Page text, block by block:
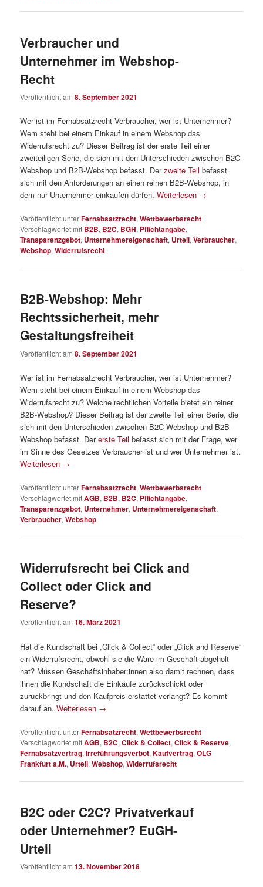
Verbraucher und
Unternehmer im Webshop-
Recht
Veröffentlicht am8. September 2021
Wer ist im Fernabsatzrecht Verbraucher, wer ist Unternehmer?
Wem steht bei einem Einkauf in einem Webshop das
Widerrufsrecht zu? Dieser Beitrag ist der erste Teil einer
zweiteiligen Serie, die sich mit den Unterschieden zwischen B2C-
Webshop und B2B-Webshop befasst. Derzweite Teil befasst
sich mit den Anforderungen an einen reinen B2B-Webshop, in
dem nur Unternehmer einkaufen dürfen.Weiterlesen →
Veröffentlicht unterFernabsatzrecht,Wettbewerbsrecht |
Verschlagwortet mit B2B, B2C, BGH, Pflichtangabe,
Transparenzgebot, Unternehmereigenschaft, Urteil,Verbraucher,
Webshop,Widerrufsrecht
B2B-Webshop: Mehr
Rechtssicherheit, mehr
Gestaltungsfreiheit
Veröffentlicht am8. September 2021
Wer ist im Fernabsatzrecht Verbraucher, wer ist Unternehmer?
Wem steht bei einem Einkauf in einem Webshop das
Widerrufsrecht zu? Welche rechtlichen Vorteile bietet ein reiner
B2B-Webshop? Dieser Beitrag ist der zweite Teil einer Serie, die
sich mit den Unterschieden zwischen B2C-Webshop und B2B-
Webshop befasst. Dererste Teil befasst sich mit der Frage, wer
im Sinne des Gesetzes Verbraucher ist und wer Unternehmer ist.
Weiterlesen →
Veröffentlicht unterFernabsatzrecht,Wettbewerbsrecht |
Verschlagwortet mitAGB, B2B, B2C, Pflichtangabe,
Transparenzgebot, Unternehmer, Unternehmereigenschaft,
Verbraucher,Webshop
Widerrufsrecht bei Click and
Collect oder Click and
Reserve?
Veröffentlicht am16. März 2021
Hat die Kundschaft bei „Click & Collect“ oder „Click and Reserve“
ein Widerrufsrecht, obwohl sie die Ware im Geschäft abgeholt
hat? Müssen Geschäftsinhaber:innen also damit rechnen, dass
ihnen die Kundschaft die Einkäufe zurückschickt oder
zurückbringt und den Kaufpreis erstattet verlangt? Es kommt
darauf an.Weiterlesen →
Veröffentlicht unterFernabsatzrecht,Wettbewerbsrecht |
Verschlagwortet mitAGB, B2C,Click & Collect,Click & Reserve,
Fernabsatzvertrag,Irreführungsverbot,Kaufvertrag,OLG
Frankfurt a.M., Urteil,Webshop,Widerrufsrecht
B2C oder C2C? Privatverkauf
oder Unternehmer? EuGH-
Urteil
Veröffentlicht am13. November 2018